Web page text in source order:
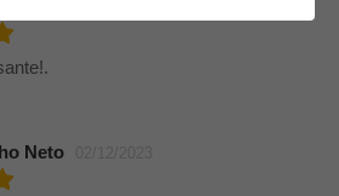
Neto